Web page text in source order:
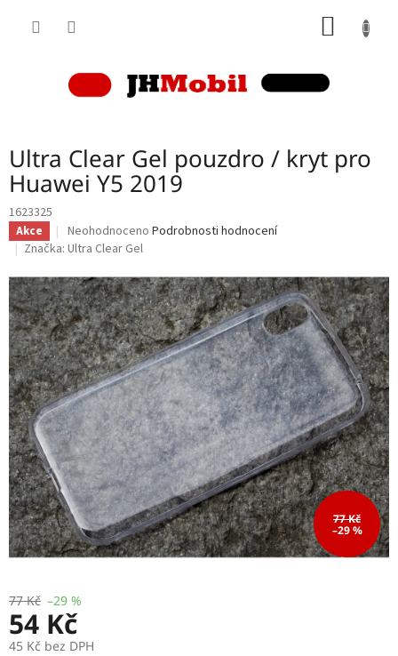
Ultra Clear Gel pouzdro / kryt pro
Huawei Y5 2019
1623325
Akce
Průměrné
hodnocení
je
0,0
z
5
hvězdiček.
Neohodnoceno Podrobnosti hodnocení
Značka: Ultra Clear Gel
77 Kč
–29 %
77 Kč –29 %
54 Kč
45 Kč bez DPH